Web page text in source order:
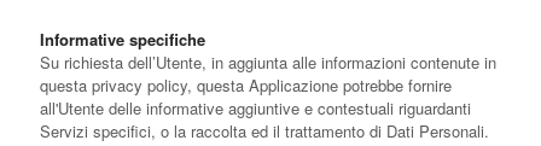
Informative specifiche
Su richiesta dell’Utente, in aggiunta alle informazioni contenute in
questa privacy policy, questa Applicazione potrebbe fornire
all'Utente delle informative aggiuntive e contestuali riguardanti
Servizi specifici, o la raccolta ed il trattamento di Dati Personali.